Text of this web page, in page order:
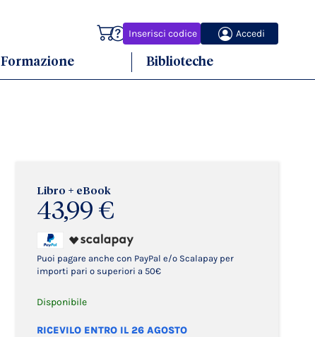
Inserisci codice Accedi
Carrello
Formazione Biblioteche
Libro + eBook
43,99 €
Puoi pagare anche con PayPal e/o Scalapay per
importi pari o superiori a 50€
Disponibile
RICEVILO ENTRO IL 26 AGOSTO